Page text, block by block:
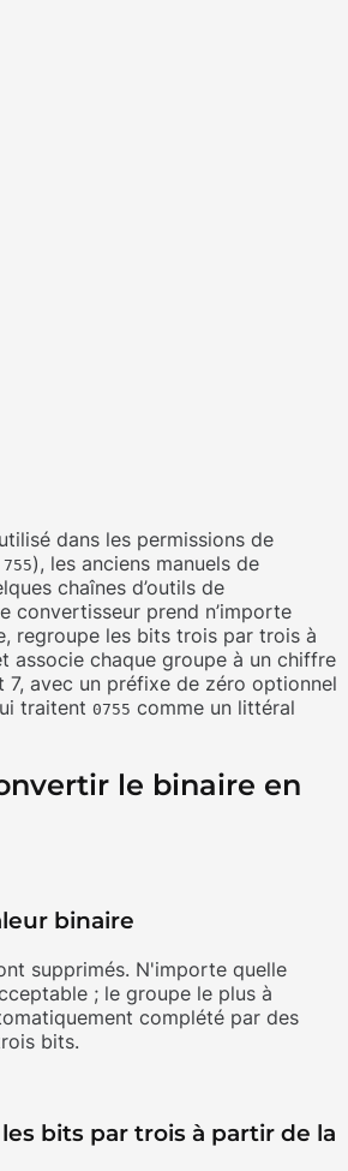
dans les permissions de
), les anciens manuels de
chaînes d’outils de
convertisseur prend n’importe
regroupe les bits trois par trois à
associe chaque groupe à un chiffre
7, avec un préfixe de zéro optionnel
traitent 0755 comme un littéral
le binaire en
binaire
supprimés. N'importe quelle
; le groupe le plus à
complété par des
bits.
bits par trois à partir de la